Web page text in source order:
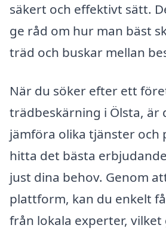
säkert och effektivt sätt.
ge råd om hur man bäst
träd och buskar mellan
När du söker efter ett
trädbeskärning i Ölsta, är
jämföra olika tjänster och
hitta det bästa
just dina behov. Genom
plattform, kan du enkelt
från lokala experter,